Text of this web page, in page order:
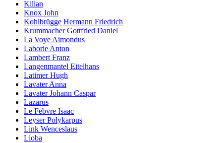
Kilian
Knox John
Kohlbrügge Hermann Friedrich
Krummacher Gottfried Daniel
La Voye Aimondus
Laborie Anton
Lambert Franz
Langenmantel Eitelhans
Latimer Hugh
Lavater Anna
Lavater Johann Caspar
Lazarus
Le Febvre Isaac
Leyser Polykarpus
Link Wenceslaus
Lioba